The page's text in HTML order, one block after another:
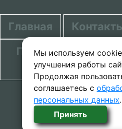
Мы используем
улучшения работы
Продолжая
соглашаетесь с
персональных данных.
Принять
Главная
Политика в
© 2020-2026 проект
копировании